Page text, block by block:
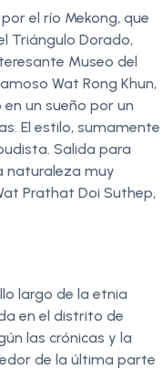
el río Mekong, que
Triángulo Dorado,
Museo del
Wat Rong Khun,
un sueño por un
El estilo, sumamente
Salida para
naturaleza muy
Prathat Doi Suthep,
largo de la etnia
en el distrito de
las crónicas y la
de la última parte